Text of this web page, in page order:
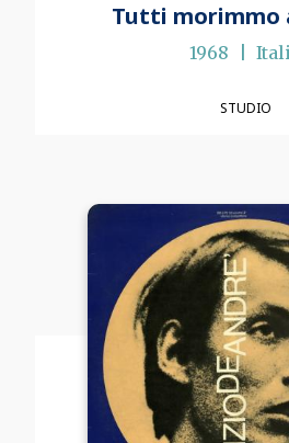
Tutti morimmo
1968
STUDIO